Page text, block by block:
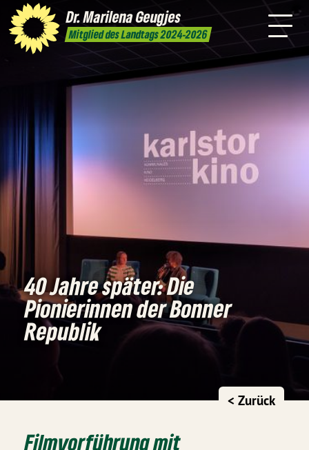
Dr. MarilenaGeugjes
Mitglied des Landtags 2024-2026
Presse Kontakt
mich
40 Jahre später: Die
Pionierinnen der Bonner
Republik
< Zurück
Filmvorführung mit